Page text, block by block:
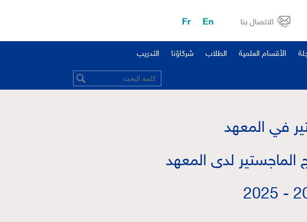
الاتصال بنا En
Fr
الأقسام العلمية الطلاب شركاؤنا التدريب
في المعهد
الماجستير لدى المعهد